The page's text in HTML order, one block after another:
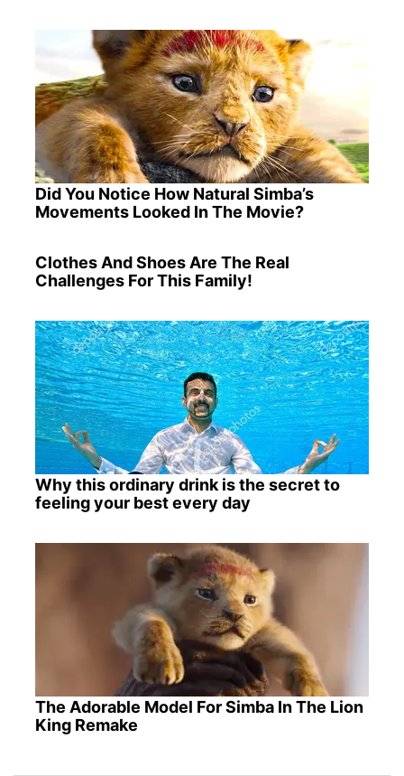
Did You Notice How Natural Simba’s
Movements Looked In The Movie?
Clothes And Shoes Are The Real
Challenges For This Family!
Why this ordinary drink is the secret to
feeling your best every day
The Adorable Model For Simba In The Lion
King Remake